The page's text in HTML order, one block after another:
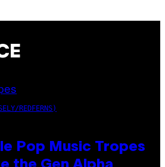
REDFERNS)
Pop Music Tropes